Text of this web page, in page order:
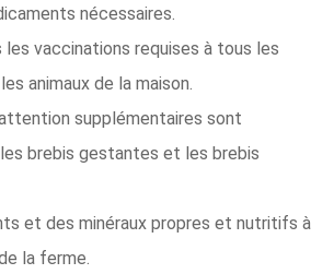
nécessaires.
vaccinations requises à tous les
animaux de la maison.
supplémentaires sont
brebis gestantes et les brebis
et des minéraux propres et nutritifs à
la ferme.